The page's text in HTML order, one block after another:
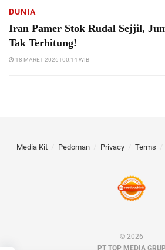
DUNIA
Iran Pamer Stok Rudal Sejjil,
Tak Terhitung!
18 MARET 2026 | 00:14 WIB
Media Kit Pedoman Privacy Terms
© 2026
PT TOP MEDIA GRUP